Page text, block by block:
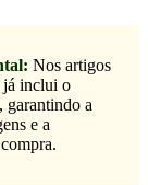
Nos artigos
já inclui o
garantindo a
e a